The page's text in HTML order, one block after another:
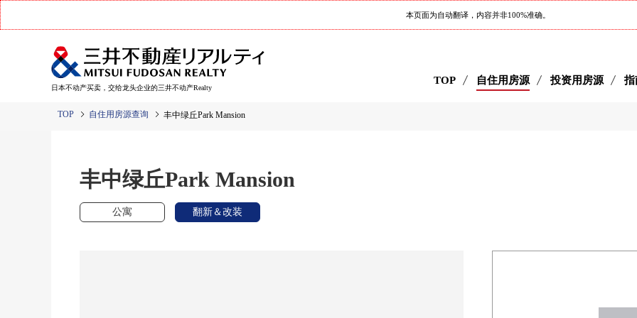
本页面为自动翻译，内容并非100%准确。
日本不动产买卖，交给龙头企业的三井不动产Realty
TOP 自住用房源 投资用房源 指
TOP 自住用房源查询 丰中绿丘Park Mansion
丰中绿丘Park Mansion
公寓 翻新＆改装